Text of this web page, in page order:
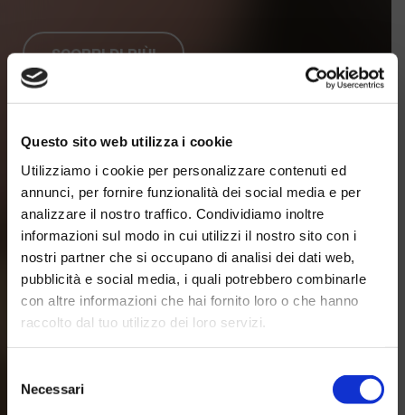
Questo sito web utilizza i cookie
Utilizziamo i cookie per personalizzare contenuti ed
annunci, per fornire funzionalità dei social media e per
analizzare il nostro traffico. Condividiamo inoltre
informazioni sul modo in cui utilizzi il nostro sito con i
nostri partner che si occupano di analisi dei dati web,
pubblicità e social media, i quali potrebbero combinarle
con altre informazioni che hai fornito loro o che hanno
raccolto dal tuo utilizzo dei loro servizi.
delNecessari
SCOPRI DI PIÙ!